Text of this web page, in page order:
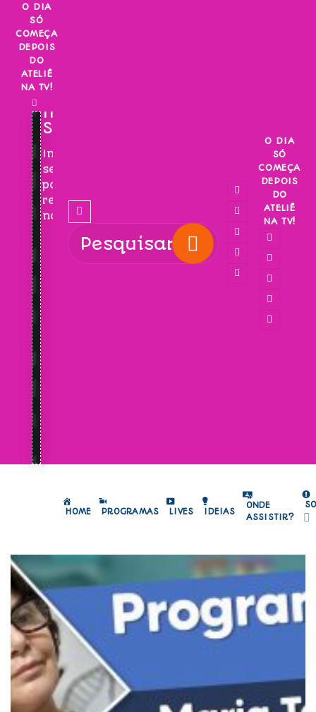
Skip
content
O DIA
SÓ
COMEÇA
DEPOIS
DO
ATELIÊ
NA TV!
INSCREVA-
SE!
Inscreva-
se
para
receber
novidades!
O DIA
SÓ
COMEÇA
DEPOIS
DO
ATELIÊ
NA TV!
HOME PROGRAMAS LIVES IDEIAS
ONDE
ASSISTIR?